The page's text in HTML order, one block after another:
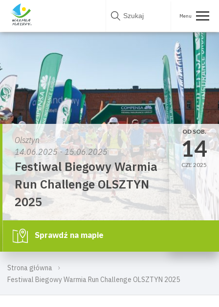
Skip
Strona główna
Festiwal Biegowy Warmia Run Challenge OLSZTYN 2025
Olsztyn
14.06.2025 - 15.06.2025
Festiwal Biegowy Warmia
Run Challenge OLSZTYN
2025
OD SOB.
14
CZE 2025
Sprawdź na mapie